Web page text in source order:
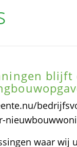
blijft
waar wij